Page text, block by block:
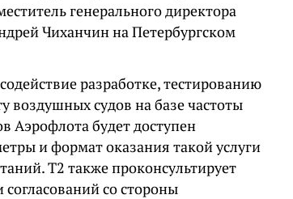
генерального директора
Чиханчин на Петербургском
разработке, тестированию
воздушных судов на базе частоты
Аэрофлота будет доступен
и формат оказания такой услуги
Т2 также проконсультирует
со стороны